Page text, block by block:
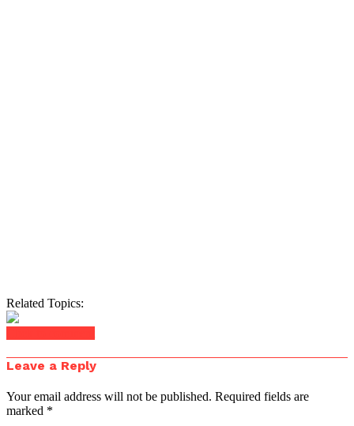
Related Topics:
Leave a Reply
Your email address will not be published. Required fields are
marked *